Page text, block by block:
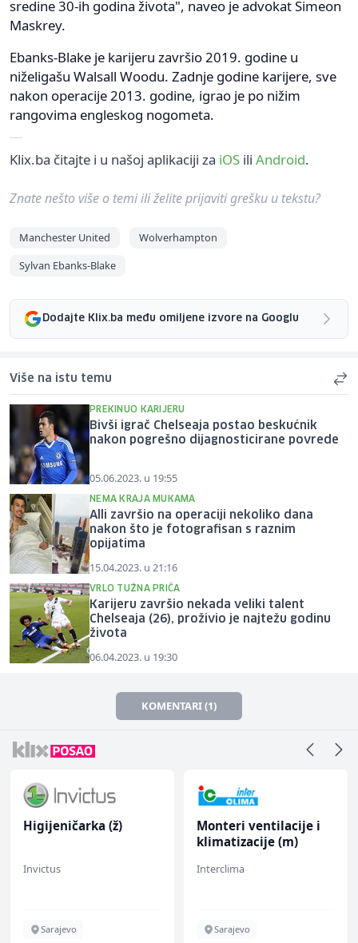
sredine 30-ih godina života", naveo je advokat Simeon
Maskrey.
Ebanks-Blake je karijeru završio 2019. godine u
niželigašu Walsall Woodu. Zadnje godine karijere, sve
nakon operacije 2013. godine, igrao je po nižim
rangovima engleskog nogometa.
Klix.ba čitajte i u našoj aplikaciji za iOS ili Android.
Znate nešto više o temi ili želite prijaviti grešku u tekstu?
Manchester United
Wolverhampton
Sylvan Ebanks-Blake
Dodajte Klix.ba među omiljene izvore na Googlu
Više na istu temu
PREKINUO KARIJERU
Bivši igrač Chelseaja postao beskućnik
nakon pogrešno dijagnosticirane povrede
05.06.2023. u 19:55
NEMA KRAJA MUKAMA
Alli završio na operaciji nekoliko dana
nakon što je fotografisan s raznim
opijatima
15.04.2023. u 21:16
VRLO TUŽNA PRIČA
Karijeru završio nekada veliki talent
Chelseaja (26), proživio je najtežu godinu
života
06.04.2023. u 19:30
KOMENTARI (1)
Higijeničarka (ž)
Invictus
Sarajevo
Monteri ventilacije i
klimatizacije (m)
Interclima
Sarajevo